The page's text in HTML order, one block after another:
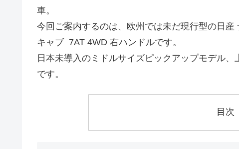
車。
今回ご案内するのは、欧州では未だ現行型の日
キャブ 7AT 4WD 右ハンドルです。
日本未導入のミドルサイズピックアップモデル
です。
目次